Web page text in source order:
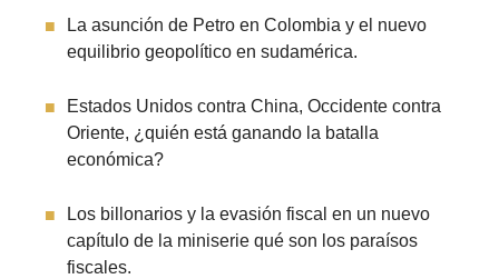
La asunción de Petro en Colombia y el nuevo
equilibrio geopolítico en sudamérica.
Estados Unidos contra China, Occidente contra
Oriente, ¿quién está ganando la batalla
económica?
Los billonarios y la evasión fiscal en un nuevo
capítulo de la miniserie qué son los paraísos
fiscales.